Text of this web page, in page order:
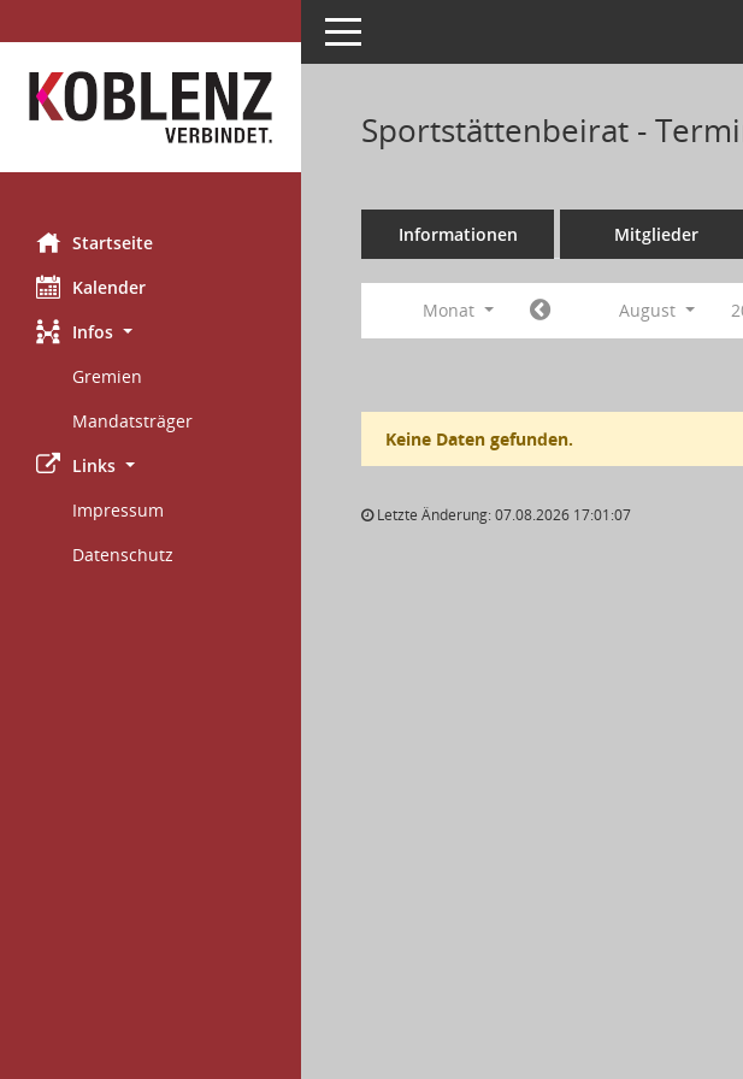
Startseite
Kalender
Infos
Gremien
Mandatsträger
Links
Impressum
Datenschutz
Toggle navigation
Sportstättenbeirat -
Informationen Mitglieder
Monat August
Keine Daten gefunden.
Letzte Änderung: 07.08.2026 17:01:07